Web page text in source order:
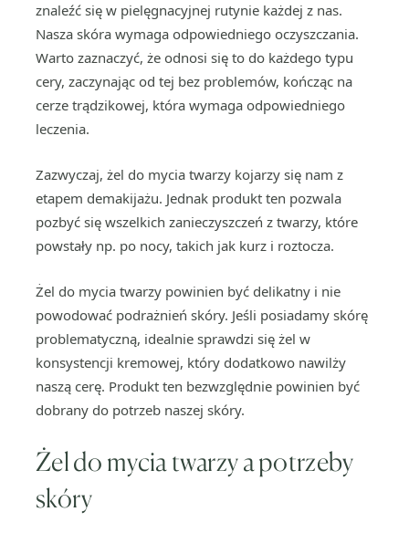
znaleźć się w pielęgnacyjnej rutynie każdej z nas.
Nasza skóra wymaga odpowiedniego oczyszczania.
Warto zaznaczyć, że odnosi się to do każdego typu
cery, zaczynając od tej bez problemów, kończąc na
cerze trądzikowej, która wymaga odpowiedniego
leczenia.
Zazwyczaj, żel do mycia twarzy kojarzy się nam z
etapem demakijażu. Jednak produkt ten pozwala
pozbyć się wszelkich zanieczyszczeń z twarzy, które
powstały np. po nocy, takich jak kurz i roztocza.
Żel do mycia twarzy powinien być delikatny i nie
powodować podrażnień skóry. Jeśli posiadamy skórę
problematyczną, idealnie sprawdzi się żel w
konsystencji kremowej, który dodatkowo nawilży
naszą cerę. Produkt ten bezwzględnie powinien być
dobrany do potrzeb naszej skóry.
Żel do mycia twarzy a potrzeby
skóry